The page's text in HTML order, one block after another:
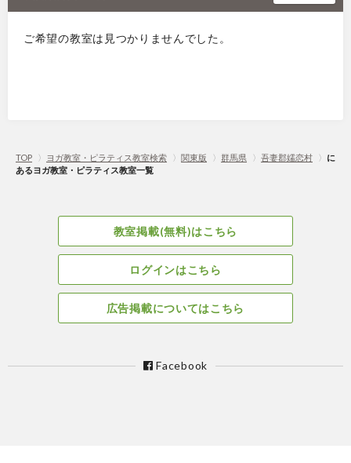
ご希望の教室は見つかりませんでした。
TOP 〉 ヨガ教室・ピラティス教室検索 〉 関東版 〉 群馬県 〉 吾妻郡嬬恋村 〉 に
あるヨガ教室・ピラティス教室一覧
教室掲載(無料)はこちら
ログインはこちら
広告掲載についてはこちら
Facebook